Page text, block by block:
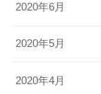
2020年6月
2020年5月
2020年4月